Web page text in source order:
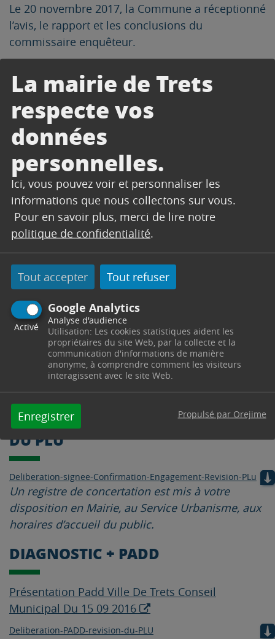
La mairie de Trets
respecte vos
données
personnelles.
Ici, vous pouvez voir et personnaliser les
informations que nous collectons sur vous.
Pour en savoir plus, merci de lire notre
politique de confidentialité.
Tout accepter Tout refuser
Google Analytics
Activé
Analyse d'audience
Utilisation: Les cookies statistiques aident les
propriétaires du site Web, par la collecte et la
communication d'informations de manière
anonyme, à comprendre comment les visiteurs
interagissent avec le site Web.
Enregistrer Propulsé par Orejime
Le 20 novembre 2017, la Commune a réceptionné
l’avis, le rapport et les conclusions du
commissaire enquêteur.
du Code de l’Environnement, ces documents sont
lieux, jours et heures suivants :
Service Urbanisme, rez-de-chaussée de l’Hôtel de
Ville, Place du 14 juillet, 13530 Trets, pendant les
jours ouvrables, aux heures d’ouverture du
service, soit le lundi, le mercredi et le jeudi de
8h00 à 12 h00 ; le mardi et le mercredi de 13h30
à 17h30 et le vendredi de 13h30 à 16h30.
Vous pouvez télécharger l’avis, le rapport et les
format PDF en cliquant sur les liens suivants :
Rapport-Enquete-Publique-PLU-2017
PRESCRIPTION
prescription-revision-PLU-6-avril-2013
CONFIRMATION DE
L’ENGAGEMENT DE LA COMMUNE
DANS LA PROCÉDURE DE RÉVISION
DU PLU
Deliberation-signee-Confirmation-Engagement-Revision-PLu
Un registre de concertation est mis à votre
disposition en Mairie, au Service Urbanisme, aux
horaires d’accueil du public.
DIAGNOSTIC + PADD
Présentation Padd Ville De Trets Conseil
Municipal Du 15 09 2016
Deliberation-PADD-revision-du-PLU